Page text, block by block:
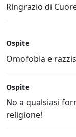
Ringrazio di
Ospite
Omofobia e
Ospite
No a qualsiasi
religione!